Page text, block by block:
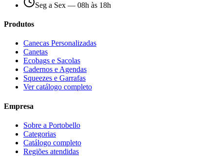
Seg a Sex — 08h às 18h
Produtos
Canecas Personalizadas
Canetas
Ecobags e Sacolas
Cadernos e Agendas
Squeezes e Garrafas
Ver catálogo completo
Empresa
Sobre a Portobello
Categorias
Catálogo completo
Regiões atendidas